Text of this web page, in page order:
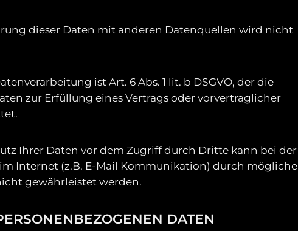
dieser Daten mit anderen Datenquellen wird nicht
ist Art. 6 Abs. 1 lit. b DSGVO, der die
zur Erfüllung eines Vertrags oder vorvertraglicher
Ihrer Daten vor dem Zugriff durch Dritte kann bei der
Internet (z.B. E-Mail Kommunikation) durch mögliche
gewährleistet werden.
DATEN